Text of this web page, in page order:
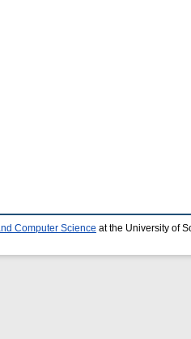
Computer Science at the University of